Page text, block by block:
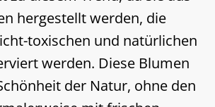
hergestellt werden, die
toxischen und natürlichen
werden. Diese Blumen
der Natur, ohne den